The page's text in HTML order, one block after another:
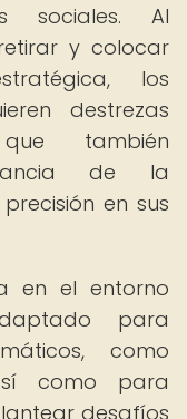
sociales. Al
y colocar
los
destrezas
también
de la
en sus
en el entorno
para
como
como para
desafíos